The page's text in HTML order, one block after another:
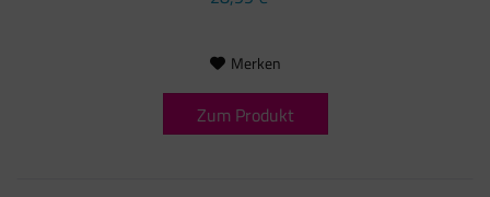
Merken
Zum Produkt